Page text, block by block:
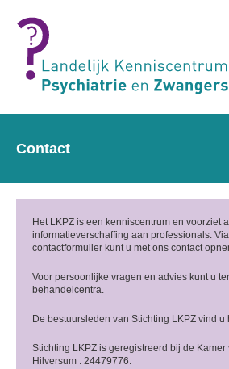
Contact
Het LKPZ is een kenniscentrum en voorziet
informatieverschaffing aan professionals.
contactformulier kunt u met ons contact
Voor persoonlijke vragen en advies kunt u
behandelcentra.
De bestuursleden van Stichting LKPZ vind u
Stichting LKPZ is geregistreerd bij de Kamer
Hilversum : 24479776.